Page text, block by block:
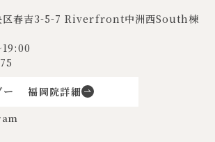
区春吉3-5-7Riverfront中洲西South棟
福岡院詳細